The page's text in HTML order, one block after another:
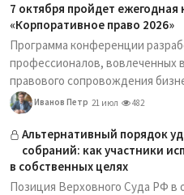
7 октября пройдет
«Корпоративное право 2026»
Программа конференции
профессионалов, вовлеченных
правового сопровождения
Иванов Петр 21 июл 482
Альтернативный порядок
собраний: как участники
в собственных целях
Позиция Верховного Суда РФ в